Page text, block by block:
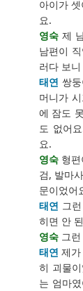
아이가
요.
영숙 제
남편이
러다 보
태연 쌍
머니가
에 잠도
도 없어
요.
영숙 형
검, 발마
문이었어
태연 그
히면 안
영숙 그
태연 제
히 괴물
는 엄마